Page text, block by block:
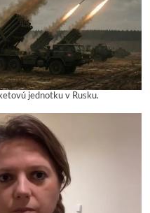
jednotku v Rusku.